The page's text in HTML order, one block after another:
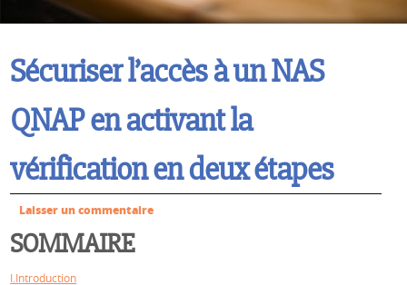
Sécuriser l’accès à un NAS
QNAP en activant la
vérification en deux étapes
Laisser un commentaire
SOMMAIRE
I.Introduction